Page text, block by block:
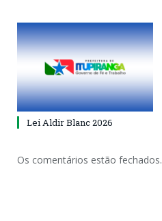
Lei Aldir Blanc 2026
Os comentários estão fechados.